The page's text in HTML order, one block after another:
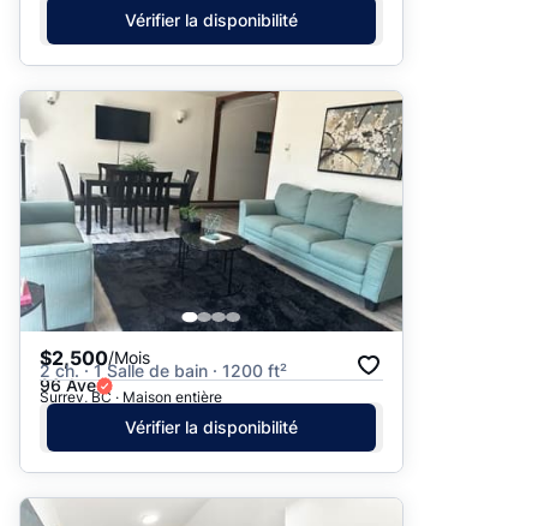
Vérifier la disponibilité
$2,500/Mois
2 ch. · 1 Salle de bain · 1200 ft²
96 Ave
Surrey, BC · Maison entière
Vérifier la disponibilité